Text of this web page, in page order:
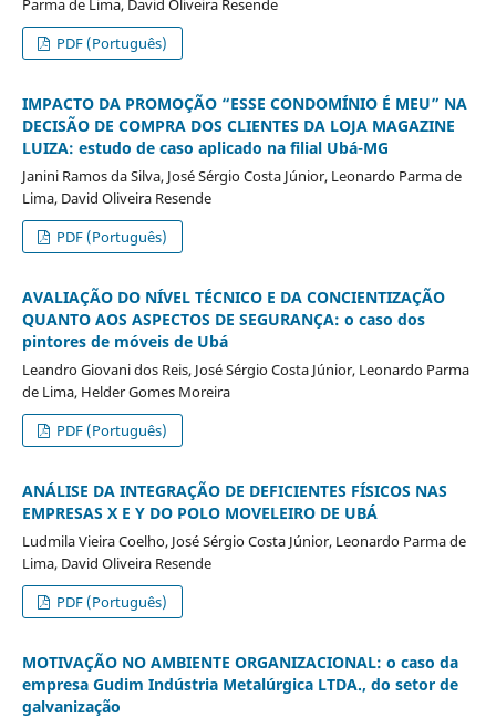
Parma de Lima, David Oliveira Resende
PDF (Português)
IMPACTO DA PROMOÇÃO “ESSE CONDOMÍNIO É MEU” NA
DECISÃO DE COMPRA DOS CLIENTES DA LOJA MAGAZINE
LUIZA: estudo de caso aplicado na filial Ubá-MG
Janini Ramos da Silva, José Sérgio Costa Júnior, Leonardo Parma de
Lima, David Oliveira Resende
PDF (Português)
AVALIAÇÃO DO NÍVEL TÉCNICO E DA CONCIENTIZAÇÃO
QUANTO AOS ASPECTOS DE SEGURANÇA: o caso dos
pintores de móveis de Ubá
Leandro Giovani dos Reis, José Sérgio Costa Júnior, Leonardo Parma
de Lima, Helder Gomes Moreira
PDF (Português)
ANÁLISE DA INTEGRAÇÃO DE DEFICIENTES FÍSICOS NAS
EMPRESAS X E Y DO POLO MOVELEIRO DE UBÁ
Ludmila Vieira Coelho, José Sérgio Costa Júnior, Leonardo Parma de
Lima, David Oliveira Resende
PDF (Português)
MOTIVAÇÃO NO AMBIENTE ORGANIZACIONAL: o caso da
empresa Gudim Indústria Metalúrgica LTDA., do setor de
galvanização